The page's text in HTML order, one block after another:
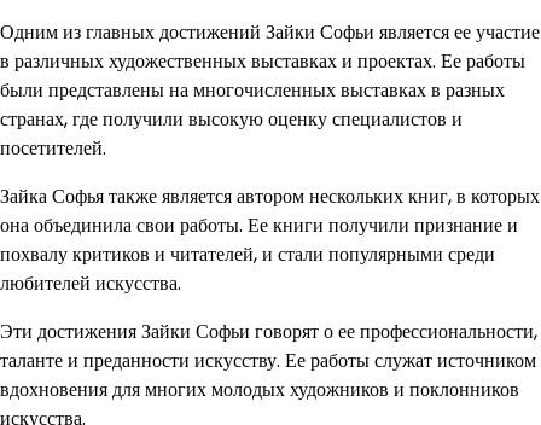
Одним из главных достижений Зайки Софьи является ее участие
в различных художественных выставках и проектах. Ее работы
были представлены на многочисленных выставках в разных
странах, где получили высокую оценку специалистов и
посетителей.
Зайка Софья также является автором нескольких книг, в которых
она объединила свои работы. Ее книги получили признание и
похвалу критиков и читателей, и стали популярными среди
любителей искусства.
Эти достижения Зайки Софьи говорят о ее профессиональности,
таланте и преданности искусству. Ее работы служат источником
вдохновения для многих молодых художников и поклонников
искусства.